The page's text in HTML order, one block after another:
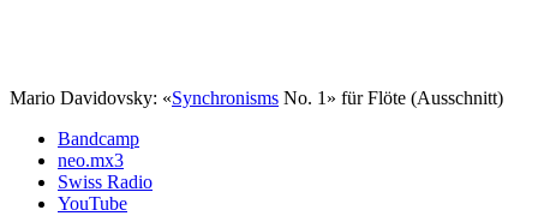
Mario Davidovsky: «Synchronisms No. 1» für Flöte (Ausschnitt)
Bandcamp
neo.mx3
Swiss Radio
YouTube